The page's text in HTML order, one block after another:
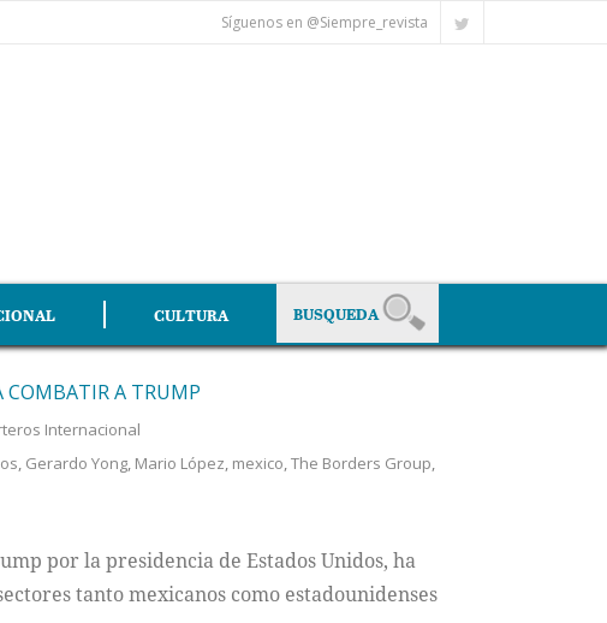
Síguenos en @Siempre_revista
CULTURA
COMBATIR A TRUMP
Internacional
, Gerardo Yong, Mario López, mexico,The Borders Group,
por la presidencia de Estados Unidos, ha
tanto mexicanos como estadounidenses